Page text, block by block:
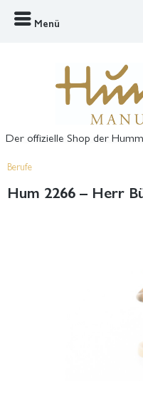
Menü
Der offizielle Shop der
Berufe
Hum 2266 – Herr